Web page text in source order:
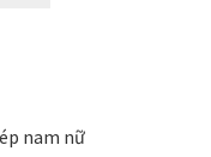
nam nữ